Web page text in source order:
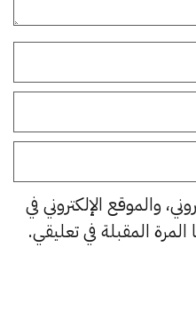
والموقع الإلكتروني في
المقبلة في تعليقي.